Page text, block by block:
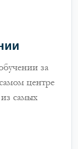
за
центре
самых